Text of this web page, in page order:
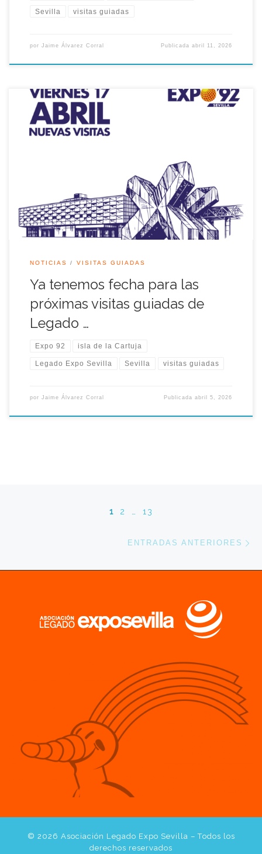
Sevilla visitas guiadas
por Jaime Álvarez Corral Publicadaabril 11, 2026
¡Vuelve la oportunidad de redescubrir la Cartuja! La
una nueva edición de sus exclusivas rutas guiadas, enfocadas
en esta ocasión en el fascinante Sector Norte del recinto. El
próximo viernes 17 de abril de 2026, a partir de las 18:30h, te
NOTICIAS VISITAS GUIADAS
Ya tenemos fecha para las
próximas visitas guiadas de
Legado …
Expo 92 isla de la Cartuja
Legado Expo Sevilla Sevilla visitas guiadas
por Jaime Álvarez Corral Publicadaabril 5, 2026
Navegación de entradas
1 2 13
ENTRADAS ANTERIORES
© 2026 Asociación Legado Expo Sevilla – Todos los
derechos reservados